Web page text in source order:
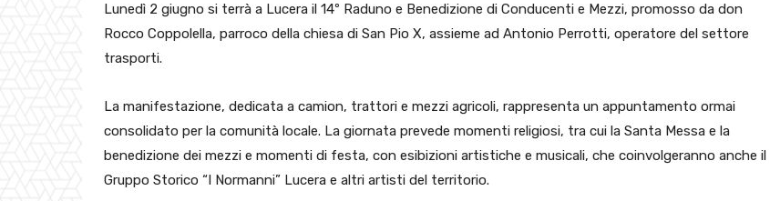
Lunedì 2 giugno si terrà a Lucera il 14º Raduno e Benedizione di Conducenti e Mezzi, promosso da don
Rocco Coppolella, parroco della chiesa di San Pio X, assieme ad Antonio Perrotti, operatore del settore
trasporti.
La manifestazione, dedicata a camion, trattori e mezzi agricoli, rappresenta un appuntamento ormai
consolidato per la comunità locale. La giornata prevede momenti religiosi, tra cui la Santa Messa e la
benedizione dei mezzi e momenti di festa, con esibizioni artistiche e musicali, che coinvolgeranno anche il
Gruppo Storico “I Normanni” Lucera e altri artisti del territorio.